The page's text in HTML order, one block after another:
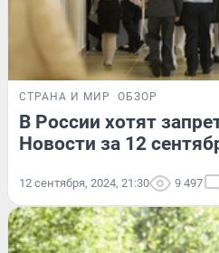
СТРАНА И МИР ОБЗОР
В России хотят
Новости за 12
12 сентября, 2024, 21:30 9 497